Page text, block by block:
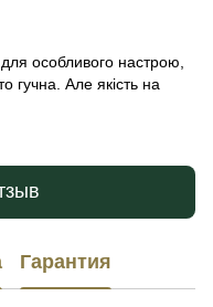
особливого настрою,
гучна. Але якість на
Гарантия